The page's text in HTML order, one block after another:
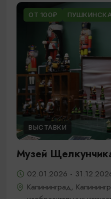
ОТ 100₽
ВЫСТАВКИ
Музей
02.01.2026 -
Калининград,